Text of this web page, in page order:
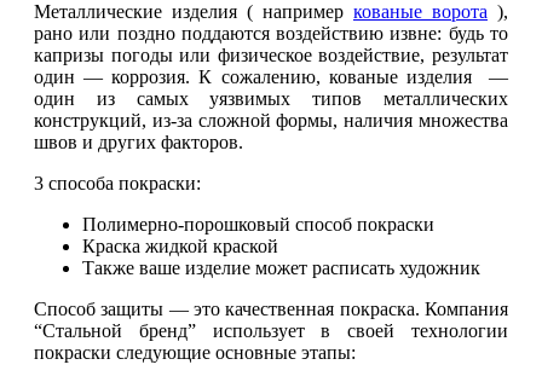
Металлические изделия ( например кованые ворота ),
рано или поздно поддаются воздействию извне: будь то
капризы погоды или физическое воздействие, результат
один — коррозия. К сожалению, кованые изделия —
один из самых уязвимых типов металлических
конструкций, из-за сложной формы, наличия множества
швов и других факторов.
3 способа покраски:
Полимерно-порошковый способ покраски
Краска жидкой краской
Также ваше изделие может расписать художник
Способ защиты — это качественная покраска. Компания
“Стальной бренд” использует в своей технологии
покраски следующие основные этапы: